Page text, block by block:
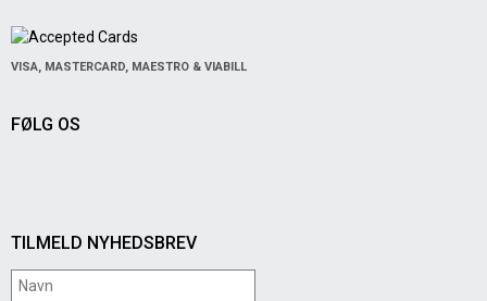
TILMELD NYHEDSBREV
FØLG OS
VISA, MASTERCARD, MAESTRO & VIABILL